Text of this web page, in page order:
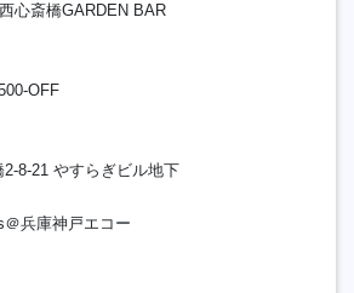
心斎橋GARDEN BAR
OFF
8-21 やすらぎビル地下
兵庫神戸エコー